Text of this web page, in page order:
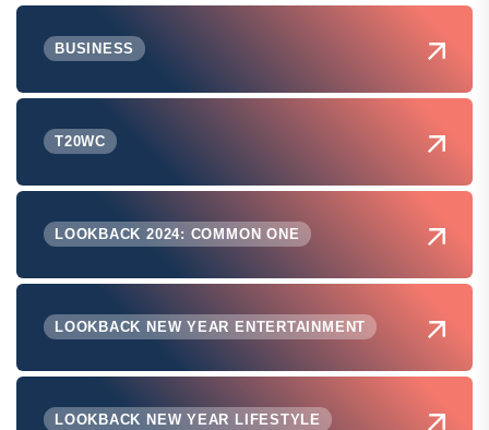
BUSINESS
T20WC
LOOKBACK 2024: COMMON ONE
LOOKBACK NEW YEAR ENTERTAINMENT
LOOKBACK NEW YEAR LIFESTYLE